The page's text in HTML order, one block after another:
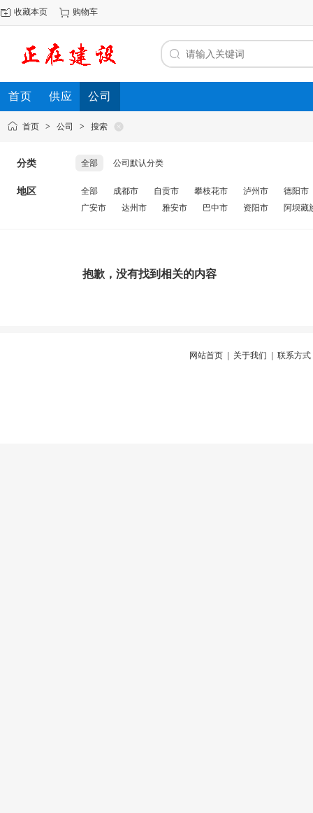
收藏本页 购物车
首页 供应 公司
首页 > 公司 > 搜索
分类 全部 公司默认分类
地区 全部 成都市 自贡市 攀枝花市 泸州市
德阳市
广安市
达州市 雅安市 巴中市 资阳市 阿坝藏
抱歉，没有找到相关的内容
网站首页| 关于我们 联系方式